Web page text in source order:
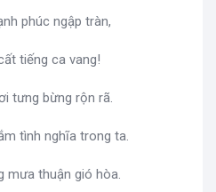
phúc ngập tràn,
tiếng ca vang!
tưng bừng rộn rã.
tình nghĩa trong ta.
mưa thuận gió hòa.